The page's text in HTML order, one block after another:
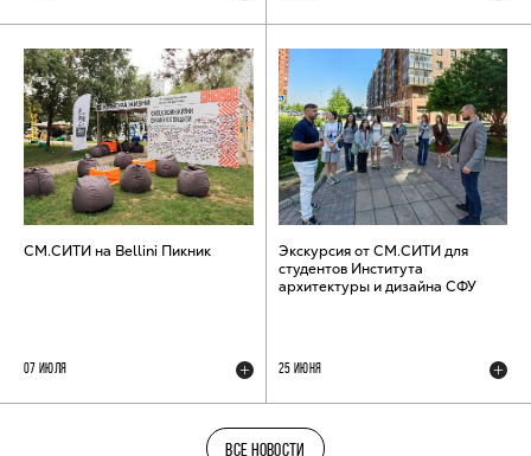
СМ.СИТИ на Bellini Пикник
07 ИЮЛЯ
Экскурсия от СМ.СИТИ для
студентов Института
архитектуры и дизайна СФУ
25 ИЮНЯ
ВСЕ НОВОСТИ